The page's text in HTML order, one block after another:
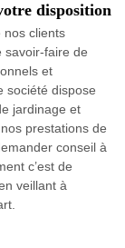
disposition
nos clients
savoir-faire de
et
société dispose
jardinage et
prestations de
conseil à
c’est de
veillant à